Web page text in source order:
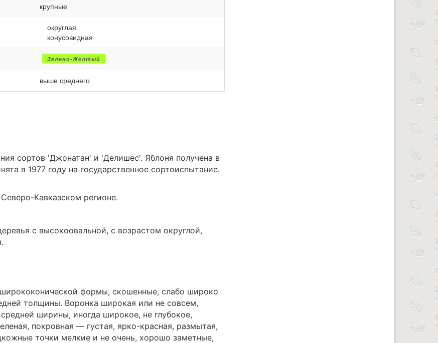
крупные
округлая
конусовидная
Зелено-Желтый
выше среднего
сортов 'Джонатан' и 'Делишес'. Яблоня получена в
в 1977 году на государственное сортоиспытание.
Кавказском регионе.
с высокоовальной, с возрастом округлой,
формы, скошенные, слабо широко
толщины. Воронка широкая или не совсем,
ширины, иногда широкое, не глубокое,
покровная — густая, ярко-красная, размытая,
точки мелкие и не очень, хорошо заметные,